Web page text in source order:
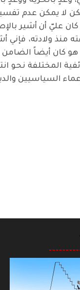
يمكن عدم
عليّ أن أشير
منذ ولادته، فإني
أيضاً الضامن
المختلفة نحو
السياسيين